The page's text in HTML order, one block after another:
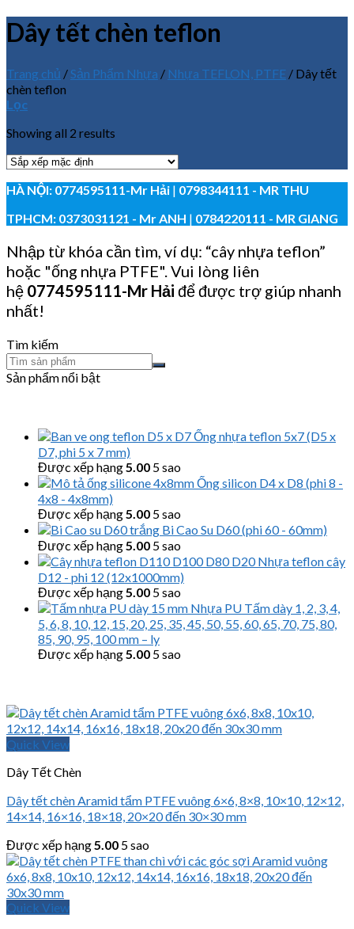
Dây tết chèn teflon
Trang chủ /Sản Phẩm Nhựa / Nhựa TEFLON, PTFE / Dây tết
chèn teflon
Lọc
Showing all 2 results
HÀ NỘI: 0774595111-Mr Hải | 0798344111 - MR THU
TPHCM: 0373031121 - Mr ANH | 0784220111 - MR GIANG
Nhập từ khóa cần tìm, ví dụ: “cây nhựa teflon”
hoặc "ống nhựa PTFE". Vui lòng liên
hệ 0774595111-Mr Hải để được trợ giúp nhanh
nhất!
Tìm kiếm
Sản phẩm nổi bật
Ống nhựa teflon 5x7 (D5 x
D7, phi 5 x 7 mm)
Được xếp hạng5.00 5 sao
Ống silicon D4 x D8 (phi 8 -
4x8 - 4x8mm)
Được xếp hạng5.00 5 sao
Bi Cao Su D60 (phi 60 - 60mm)
Được xếp hạng5.00 5 sao
Nhựa teflon cây
D12 - phi 12 (12x1000mm)
Được xếp hạng5.00 5 sao
Nhựa PU Tấm dày 1, 2, 3, 4,
5, 6, 8, 10, 12, 15, 20, 25, 35, 45, 50, 55, 60, 65, 70, 75, 80,
85, 90, 95, 100 mm – ly
Được xếp hạng5.00 5 sao
Quick View
Dây Tết Chèn
Dây tết chèn Aramid tẩm PTFE vuông 6×6, 8×8, 10×10, 12×12,
14×14, 16×16, 18×18, 20×20 đến 30×30 mm
Được xếp hạng5.00 5 sao
Quick View